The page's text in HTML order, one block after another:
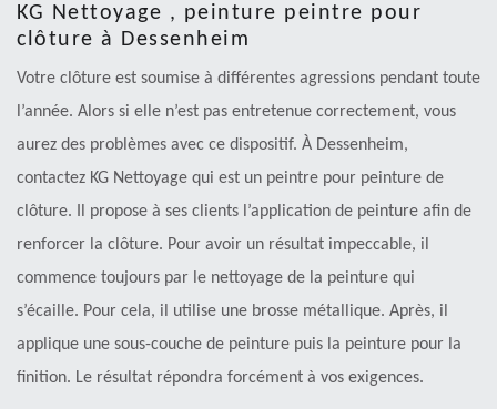
KG Nettoyage , peinture peintre pour
clôture à Dessenheim
Votre clôture est soumise à différentes agressions pendant toute
l’année. Alors si elle n’est pas entretenue correctement, vous
aurez des problèmes avec ce dispositif. À Dessenheim,
contactez KG Nettoyage qui est un peintre pour peinture de
clôture. Il propose à ses clients l’application de peinture afin de
renforcer la clôture. Pour avoir un résultat impeccable, il
commence toujours par le nettoyage de la peinture qui
s’écaille. Pour cela, il utilise une brosse métallique. Après, il
applique une sous-couche de peinture puis la peinture pour la
finition. Le résultat répondra forcément à vos exigences.